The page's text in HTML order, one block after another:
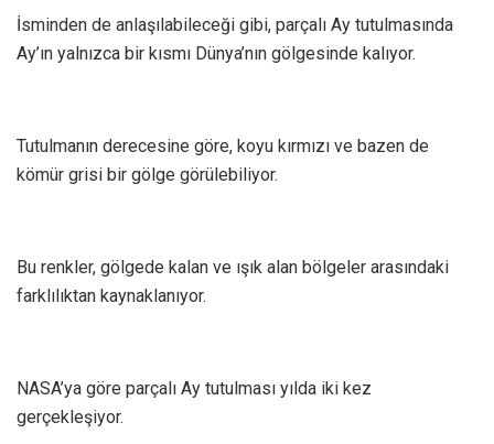
İsminden de anlaşılabileceği gibi, parçalı Ay tutulmasında
Ay’ın yalnızca bir kısmı Dünya’nın gölgesinde kalıyor.
Tutulmanın derecesine göre, koyu kırmızı ve bazen de
kömür grisi bir gölge görülebiliyor.
Bu renkler, gölgede kalan ve ışık alan bölgeler arasındaki
farklılıktan kaynaklanıyor.
NASA’ya göre parçalı Ay tutulması yılda iki kez
gerçekleşiyor.